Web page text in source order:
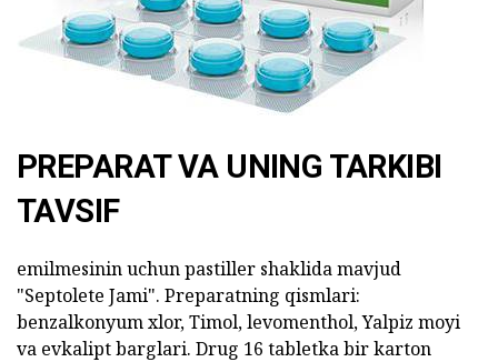
PREPARAT VA UNING TARKIBI
TAVSIF
emilmesinin uchun pastiller shaklida mavjud
"Septolete Jami". Preparatning qismlari:
benzalkonyum xlor, Timol, levomenthol, Yalpiz moyi
va evkalipt barglari. Drug 16 tabletka bir karton